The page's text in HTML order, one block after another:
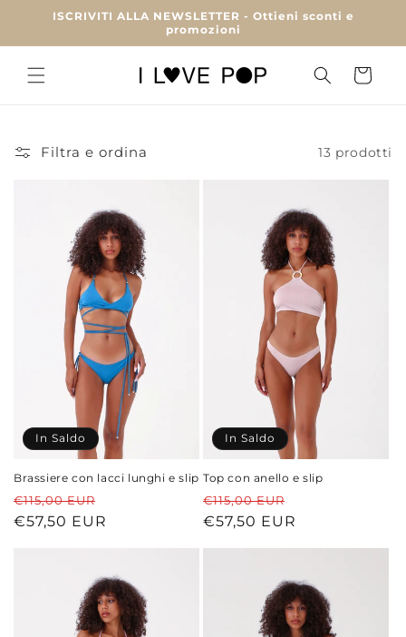
direttamente
ISCRIVITI ALLA NEWSLETTER - Ottieni sconti e
promozioni
Carrello
Filtra e ordina 13 prodotti
In Saldo
Brassiere con lacci lunghi e slip
Prezzo
di
€115,00 EUR
scontato
€57,50 EUR
In Saldo
Top con anello e slip
Prezzo
di
€115,00 EUR
scontato
€57,50 EUR